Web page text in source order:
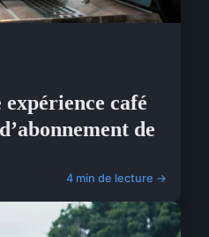
café
de
4 min de lecture →